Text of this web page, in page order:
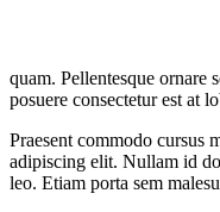
quam. Pellentesque ornare
posuere consectetur est at
Praesent commodo cursus
adipiscing elit. Nullam id
leo. Etiam porta sem